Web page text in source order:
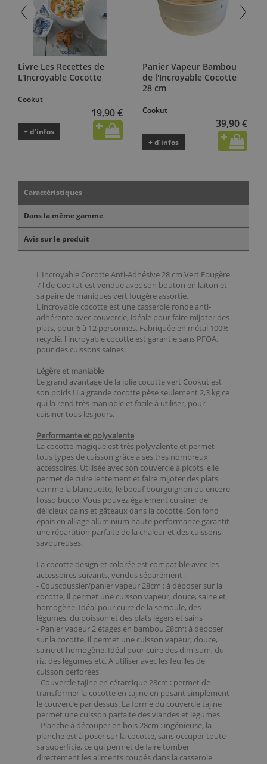
Livre Les Recettes de
L'Incroyable Cocotte
Cookut
19,90 €
+ d’infos
Panier Vapeur Bambou
de l'Incroyable Cocotte
28 cm
Cookut
39,90 €
+ d’infos
Caractéristiques
Dans la même gamme
Avis sur le produit
L'Incroyable Cocotte Anti-Adhésive 28 cm Vert Fougère
7 l de Cookut est vendue avec son bouton en laiton et
sa paire de maniques vert fougère assortie.
L'incroyable cocotte est une casserole ronde anti-
adhérente avec couvercle, idéale pour faire mijoter des
plats, pour 6 à 12 personnes. Fabriquée en métal 100%
recyclé, l'incroyable cocotte est garantie sans PFOA,
pour des cuissons saines.
Légère et maniable
Le grand avantage de la jolie cocotte vert Cookut est
son poids ! La grande cocotte pèse seulement 2,3 kg ce
qui la rend très maniable et facile à utiliser, pour
cuisiner tous les jours.
Performante et polyvalente
La cocotte magique est très polyvalente et permet
tous types de cuisson grâce à ses très nombreux
accessoires. Utilisée avec son couvercle à picots, elle
permet de cuire lentement et faire mijoter des plats
comme la blanquette, le boeuf bourguignon ou encore
l'osso bucco. Vous pouvez également cuisiner de
délicieux pains et gâteaux dans la cocotte. Son fond
épais en alliage aluminium haute performance garantit
une répartition parfaite de la chaleur et des cuissons
savoureuses.
La cocotte design et colorée est compatible avec les
accessoires suivants, vendus séparément :
- Couscoussier/panier vapeur 28cm : à déposer sur la
cocotte, il permet une cuisson vapeur, douce, saine et
homogène. Idéal pour cuire de la semoule, des
légumes, du poisson et des plats légers et sains
- Panier vapeur 2 étages en bambou 28cm: à déposer
sur la cocotte, il permet une cuisson vapeur, douce,
saine et homogène. Idéal pour cuire des dim-sum, du
riz, des légumes etc. A utiliser avec les feuilles de
cuisson perforées
- Couvercle tajine en céramique 28cm : permet de
transformer la cocotte en tajine en posant simplement
le couvercle par dessus. La forme du couvercle tajine
permet une cuisson parfaite des viandes et légumes
- Planche à découper en bois 28cm : ingénieuse, la
planche est à poser sur la cocotte, sans occuper toute
sa superficie, ce qui permet de faire tomber
directement les aliments coupés dans la casserole